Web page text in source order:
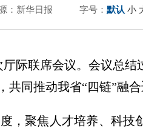
：新华日报 字号： 默认 小
际联席会议。会议总
同推动我省“四链”融
，聚焦人才培养、科技